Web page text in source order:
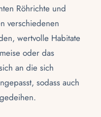
Röhrichte und
verschiedenen
wertvolle Habitate
oder das
an die sich
sodass auch